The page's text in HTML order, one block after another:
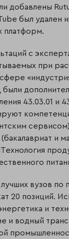
добавлены
был удален
платформ.
с
при
были
43.03.01 и
и
вузов по
20 позиций.
и
и водный